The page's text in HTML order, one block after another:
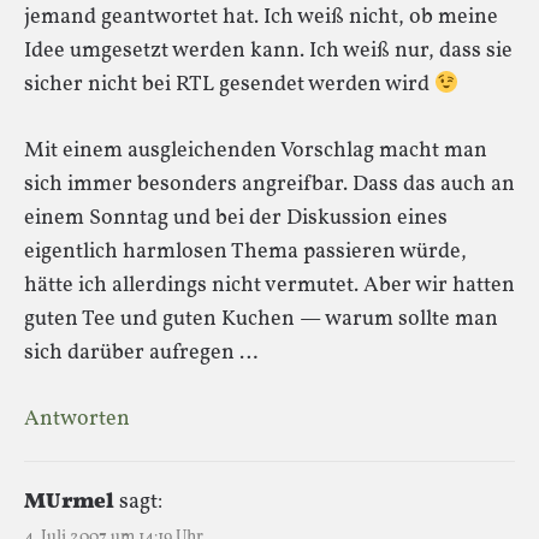
jemand geantwortet hat. Ich weiß nicht, ob meine
Idee umgesetzt werden kann. Ich weiß nur, dass sie
sicher nicht bei RTL gesendet werden wird
Mit einem ausgleichenden Vorschlag macht man
sich immer besonders angreifbar. Dass das auch an
einem Sonntag und bei der Diskussion eines
eigentlich harmlosen Thema passieren würde,
hätte ich allerdings nicht vermutet. Aber wir hatten
guten Tee und guten Kuchen — warum sollte man
sich darüber aufregen …
Antworten
MUrmelsagt: